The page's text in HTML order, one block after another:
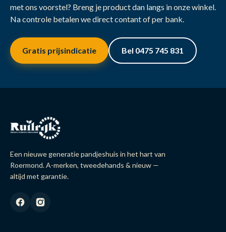
met ons voorstel? Breng je product dan langs in onze winkel.
Na controle betalen we direct contant of per bank.
Gratis prijsindicatie Bel 0475 745 831
Een nieuwe generatie pandjeshuis in het hart van
Roermond. A-merken, tweedehands & nieuw —
altijd met garantie.